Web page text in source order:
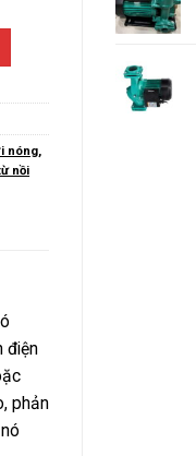
nóng,
nồi
điện
phản